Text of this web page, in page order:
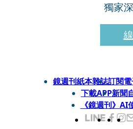
獨家
鏡週刊紙本雜誌訂閱
下載APP新聞
《鏡週刊》AI